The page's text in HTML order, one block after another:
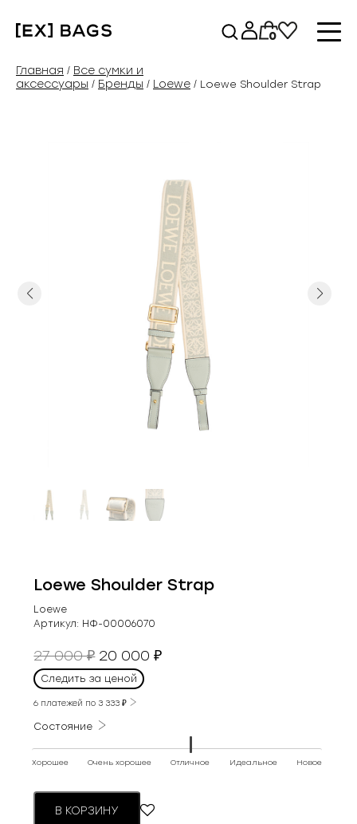
содержимому
0
Главная / Все сумки и
аксессуары / Бренды / Loewe / Loewe Shoulder Strap
Previous Next
Loewe Shoulder Strap
Loewe
Артикул: НФ-00006070
27 000₽ Первоначальная
цена
составляла
27
000 ₽.
20 000₽Текущая
Следить за ценой
6 платежей по 3 333₽
Состояние
Хорошее Очень хорошее Отличное Идеальное Новое
В КОРЗИНУ